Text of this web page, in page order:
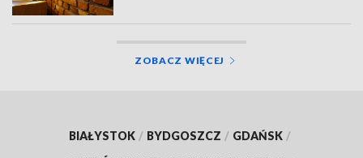
ZOBACZ WIĘCEJ
BIAŁYSTOK / BYDGOSZCZ / GDAŃSK /